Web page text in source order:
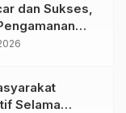
dan Sukses,
1.848
Selama